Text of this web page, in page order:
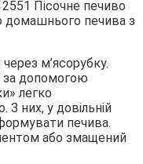
м’ясорубку.
за допомогою
легко
них, у довільній
печива.
або змащений